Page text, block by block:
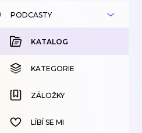
KATALOG
KOUPENÉ
KATEGORIE
ZÁLOŽKY
HISTORIE
PODCASTY
KATALOG
KATEGORIE
ZÁLOŽKY
LÍBÍ SE MI